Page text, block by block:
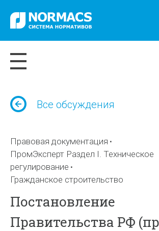
Все обсуждения
Правовая документация
ПромЭксперт Раздел I. Техническое
регулирование
Гражданское строительство
Постановление
Правительства РФ